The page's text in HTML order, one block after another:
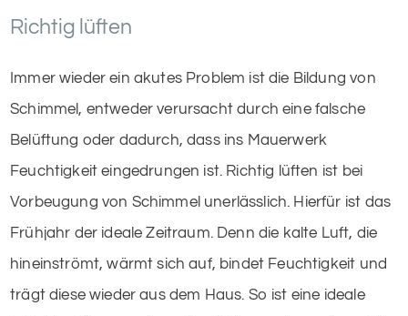
Richtig lüften
Immer wieder ein akutes Problem ist die Bildung von
Schimmel, entweder verursacht durch eine falsche
Belüftung oder dadurch, dass ins Mauerwerk
Feuchtigkeit eingedrungen ist. Richtig lüften ist bei
Vorbeugung von Schimmel unerlässlich. Hierfür ist das
Frühjahr der ideale Zeitraum. Denn die kalte Luft, die
hineinströmt, wärmt sich auf, bindet Feuchtigkeit und
trägt diese wieder aus dem Haus. So ist eine ideale